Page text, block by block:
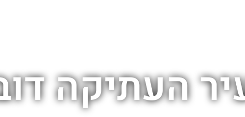
העתיקה